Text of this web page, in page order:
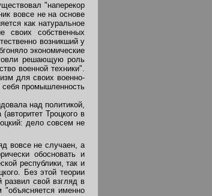
"наперекор
вовсе не на основе
как натуральное
своих собственных
возникший у
экономические
решающую роль
военной техники".
для своих военно-
себя промышленность
над политикой,
Троцкого в
дело совсем не
вовсе не случаен, а
обосновать и
республики, так и
Без этой теории
развил свой взгляд в
"объясняется именно